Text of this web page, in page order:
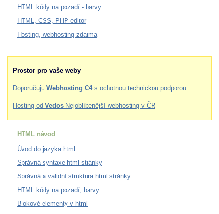
HTML kódy na pozadí - barvy
HTML, CSS, PHP editor
Hosting, webhosting zdarma
Prostor pro vaše weby
Doporučuju Webhosting C4s ochotnou technickou podporou.
Hosting od Vedos Nejoblíbenější webhosting v ČR
HTML návod
Úvod do jazyka html
Správná syntaxe html stránky
Správná a validní struktura html stránky
HTML kódy na pozadí, barvy
Blokové elementy v html